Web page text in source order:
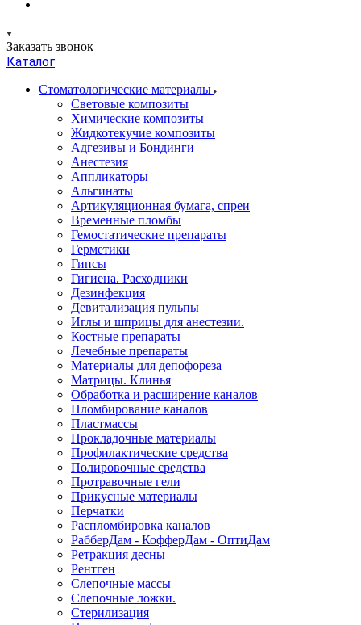
Заказать звонок
Каталог
Стоматологические материалы
Световые композиты
Химические композиты
Жидкотекучие композиты
Адгезивы и Бондинги
Анестезия
Аппликаторы
Альгинаты
Артикуляционная бумага, спреи
Временные пломбы
Гемостатические препараты
Герметики
Гипсы
Гигиена. Расходники
Дезинфекция
Девитализация пульпы
Иглы и шприцы для анестезии.
Костные препараты
Лечебные препараты
Материалы для депофореза
Матрицы. Клинья
Обработка и расширение каналов
Пломбирование каналов
Пластмассы
Прокладочные материалы
Профилактические средства
Полировочные средства
Протравочные гели
Прикусные материалы
Перчатки
Распломбировка каналов
РабберДам - КофферДам - ОптиДам
Ретракция десны
Рентген
Слепочные массы
Слепочные ложки.
Стерилизация